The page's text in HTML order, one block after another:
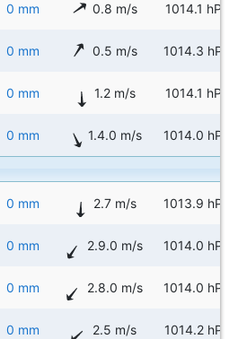
0 mm 0.8 m/s 1014.1 hPa
0 mm 0.5 m/s 1014.3 hPa
0 mm 1.2 m/s 1014.1 hPa
0 mm 1.4.0 m/s 1014.0 hPa
0 mm 2.7 m/s 1013.9 hPa
0 mm 2.9.0 m/s 1014.0 hPa
0 mm 2.8.0 m/s 1014.0 hPa
0 mm 2.5 m/s 1014.2 hPa